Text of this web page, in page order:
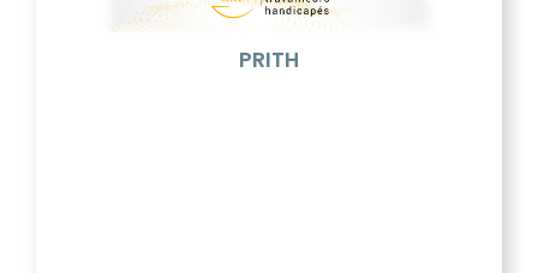
PRITH
Régionale de L’Économie, de l’Emploi, du Travail et
des Solidarités). Il a pour objectif l’amélioration de
des employeurs publics et privés et l’amplification